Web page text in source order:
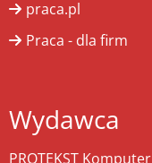
praca.pl
Praca - dla firm
Wydawca
PROTEKST